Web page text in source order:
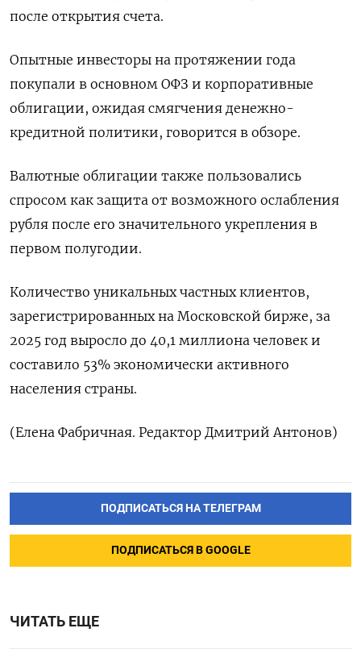
после открытия счета.
Опытные инвесторы на протяжении года
покупали в основном ОФЗ и корпоративные
облигации, ожидая смягчения денежно-
кредитной политики, ​говорится в обзоре.
Валютные ⁠облигации также пользовались
спросом как защита от возможного ослабления
рубля после его ‌значительного укрепления в
первом полугодии.
Количество уникальных частных клиентов,
зарегистрированных на ‌Московской бирже, за
2025 год выросло до 40,1 миллиона человек ​и
составило 53% экономически активного
населения ‌страны.
(Елена Фабричная. Редактор Дмитрий Антонов)
ПОДПИСАТЬСЯ НА ТЕЛЕГРАМ
ПОДПИСАТЬСЯ В GOOGLE
ЧИТАТЬ ЕЩЕ